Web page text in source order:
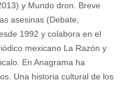
y Mundo dron. Breve
asesinas (Debate,
1992 y colabora en el
mexicano La Razón y
En Anagrama ha
Una historia cultural de los